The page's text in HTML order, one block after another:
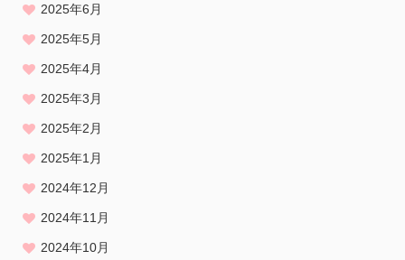
2025年6月
2025年5月
2025年4月
2025年3月
2025年2月
2025年1月
2024年12月
2024年11月
2024年10月